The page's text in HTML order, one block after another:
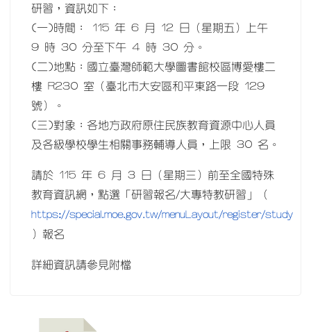
研習，資訊如下：
(一)時間： 115 年 6 月 12 日（星期五）上午
9 時 30 分至下午 4 時 30 分。
(二)地點：國立臺灣師範大學圖書館校區博愛樓二
樓 R230 室（臺北市大安區和平東路一段 129
號）。
(三)對象：各地方政府原住民族教育資源中心人員
及各級學校學生相關事務輔導人員，上限 30 名。
請於 115 年 6 月 3 日（星期三）前至全國特殊
教育資訊網，點選「研習報名/大專特教研習」（
https://special.moe.gov.tw/menuLayout/register/study
）報名
詳細資訊請參見附檔